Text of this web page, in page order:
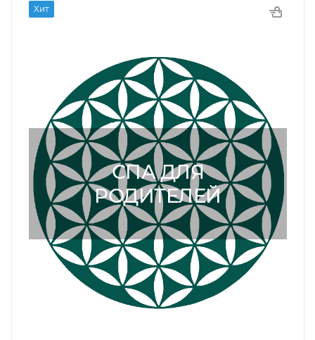
Хит
СПА ДЛЯ
РОДИТЕЛЕЙ